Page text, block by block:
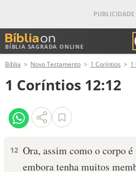
BÍBLIA SAGRADA ONLINE
ANTIGO TESTAMENTO
NOVO TESTAMENTO
VERSÍCULOS
PALAVRA DO DIA
Bíblia Novo Testamento 1 Coríntios 1
1 Coríntios 12:12
12 Ora, assim como o corpo
embora tenha muitos